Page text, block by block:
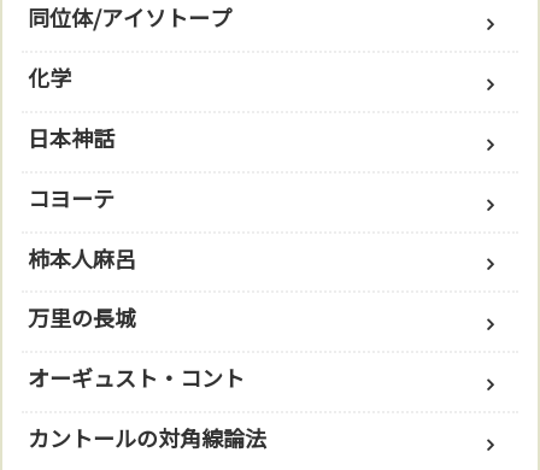
同位体/アイソトープ
化学
日本神話
コヨーテ
柿本人麻呂
万里の長城
オーギュスト・コント
カントールの対角線論法